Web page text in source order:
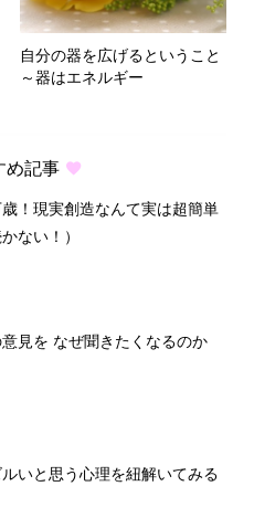
自分の器を広げるということ
～器はエネルギー
め記事
！現実創造なんて実は超簡単
ない！）
見を なぜ聞きたくなるのか
いと思う心理を紐解いてみる